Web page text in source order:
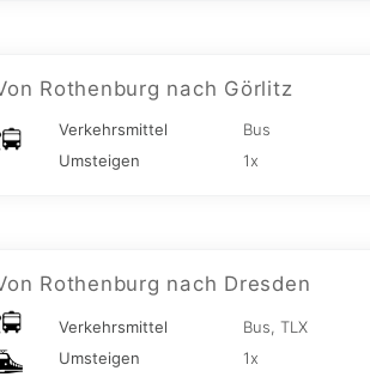
Rothenburg nach Görlitz
Verkehrsmittel
Bus
Umsteigen
1x
Rothenburg nach Dresden
Verkehrsmittel
Bus, TLX
Umsteigen
1x